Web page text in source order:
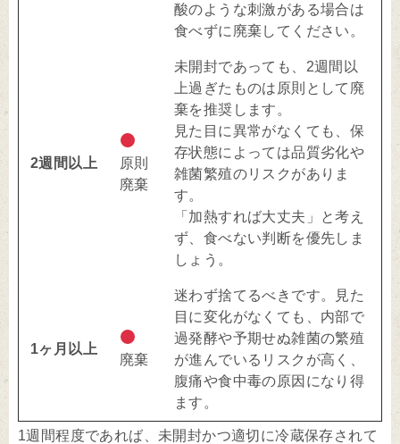
酸のような刺激がある場合は
食べずに廃棄してください。
2週間以上
原則
廃棄
未開封であっても、2週間以
上過ぎたものは原則として廃
棄を推奨します。
見た目に異常がなくても、保
存状態によっては品質劣化や
雑菌繁殖のリスクがありま
す。
「加熱すれば大丈夫」と考え
ず、食べない判断を優先しま
しょう。
1ヶ月以上
廃棄
迷わず捨てるべきです。見た
目に変化がなくても、内部で
過発酵や予期せぬ雑菌の繁殖
が進んでいるリスクが高く、
腹痛や食中毒の原因になり得
ます。
1週間程度であれば、未開封かつ適切に冷蔵保存されて